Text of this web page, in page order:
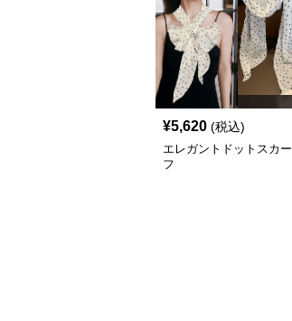
¥5,620 (税込)
エレガントドットスカー
フ